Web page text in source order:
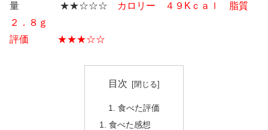
量 ★★☆☆☆
カロリー ４９Kｃａｌ 脂質
２．８ｇ
評価 ★★★☆☆
目次
食べた評価
食べた感想